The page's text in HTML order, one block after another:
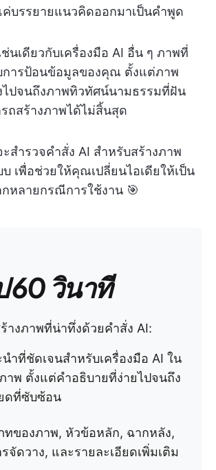
ค่บรรยายแนวคิดออกมาเป็นคำพูด
ช่นเดียวกับเครื่องมือ AI อื่น ๆ ภาพที่
ารป้อนข้อมูลของคุณ ตั้งแต่ภาพ
ไปจนถึงภาพทิวทัศน์นามธรรมที่ฝัน
ถสร้างภาพได้ไม่สิ้นสุด
สำรวจคำสั่ง AI สำหรับสร้างภาพ
เพื่อช่วยให้คุณเปลี่ยนไอเดียให้เป็น
หลายกรณีการใช้งาน 🎯
60 วินาที
างภาพที่น่าทึ่งด้วยคำสั่ง AI:
ำที่ชัดเจนสำหรับเครื่องมือ AI ใน
าพ ตั้งแต่คำอธิบายที่ง่ายไปจนถึง
ดที่ซับซ้อน
ทของภาพ, หัวข้อหลัก, ฉากหลัง,
จัดวาง, และรายละเอียดเพิ่มเติม